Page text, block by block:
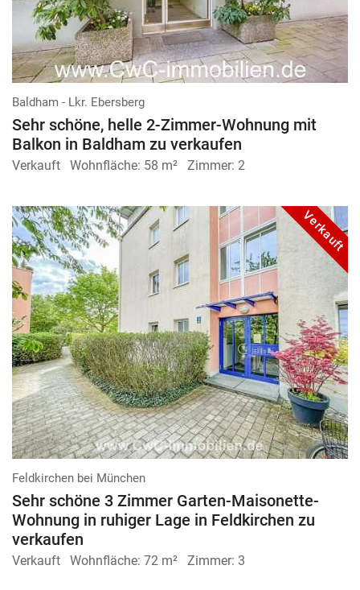
Baldham - Lkr. Ebersberg
Sehr schöne, helle 2-Zimmer-Wohnung mit
Balkon in Baldham zu verkaufen
Verkauft Wohnfläche: 58 m² Zimmer: 2
Verkauft
Feldkirchen bei München
Sehr schöne 3 Zimmer Garten-Maisonette-
Wohnung in ruhiger Lage in Feldkirchen zu
verkaufen
Verkauft Wohnfläche: 72 m² Zimmer: 3